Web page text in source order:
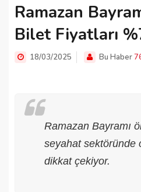
Ramazan
Bilet Fiyatları
18/03/2025 Bu Haber
Ramazan Bayramı
seyahat sektöründe
dikkat çekiyor.